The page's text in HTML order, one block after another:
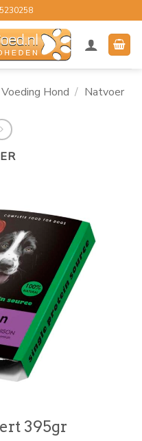
Voeding Hond / Natvoer
395gr